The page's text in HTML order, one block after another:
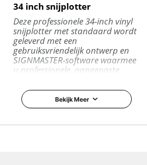
34 inch snijplotter
Deze professionele 34-inch vinyl
snijplotter met standaard wordt
geleverd met een
gebruiksvriendelijk ontwerp en
SIGNMASTER-software waarmee
u professionele, aangepaste
snijden. U kunt uw favoriete
lettertypen gebruiken,
aangepaste afbeeldingen
ontwerpen!
Bekijk Meer